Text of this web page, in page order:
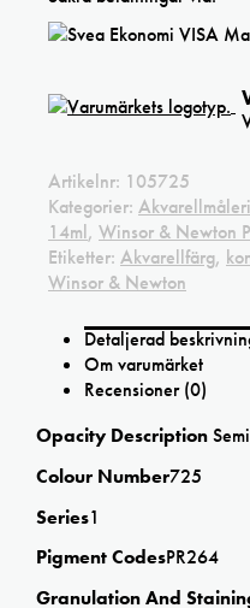
Artikelnr: 105725
Kategorier: Akvarellmåleri
14ml, Winsor & Newton
Etiketter: Akvarellfärg,
Winsor & Newton
Detaljerad
Om varumärket
Recensioner (0)
Opacity Description
Colour Number725
Series1
Pigment CodesPR264
Granulation And